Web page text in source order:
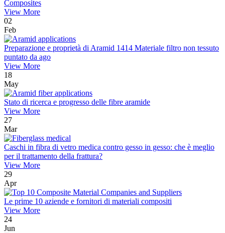
Composites
View More
02
Feb
Preparazione e proprietà di Aramid 1414 Materiale filtro non tessuto
puntato da ago
View More
18
May
Stato di ricerca e progresso delle fibre aramide
View More
27
Mar
Caschi in fibra di vetro medica contro gesso in gesso: che è meglio
per il trattamento della frattura?
View More
29
Apr
Le prime 10 aziende e fornitori di materiali compositi
View More
24
Jun